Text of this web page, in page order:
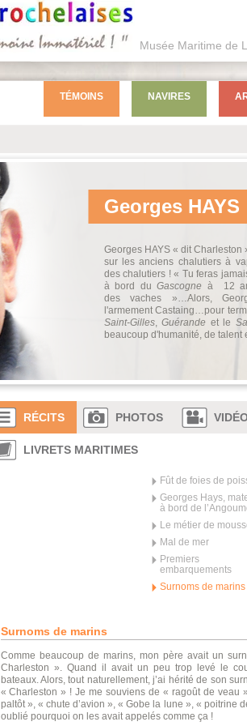
Musée Maritime de
Georges HAYS
Georges HAYS « dit
sur les anciens chalutiers à
des chalutiers ! « Tu feras
à bord duGascogne à 12
des vaches »…Alors,
l'armement Castaing…pour
Saint-Gilles,Guérande et le
beaucoup d'humanité, de
RÉCITS PHOTOS
LIVRETS MARITIMES
Fût de foies de
Georges Hays,
à bord de
Le métier de
Mal de mer
Premiers
embarquements
Surnoms de marins
Surnoms de marins
Comme beaucoup de marins, mon père avait un
Charleston ». Quand il avait un peu trop levé le
bateaux. Alors, tout naturellement, j’ai hérité de son
« Charleston » ! Je me souviens de « ragoût de veau
paltôt », « chute d’avion », « Gobe la lune », « poitrine
oublié pourquoi on les avait appelés comme ça !
TÉMOINS NAVIRES